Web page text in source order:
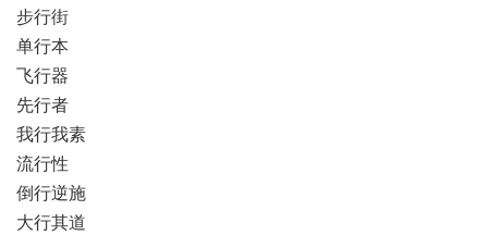
步行街
单行本
飞行器
先行者
我行我素
流行性
倒行逆施
大行其道